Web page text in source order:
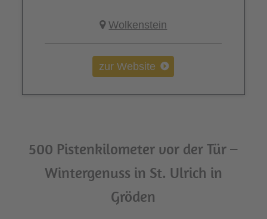
Wolkenstein
zur Website
500 Pistenkilometer vor der Tür –
Wintergenuss in St. Ulrich in
Gröden